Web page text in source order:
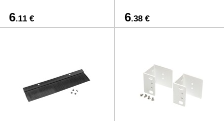
6.11 € 6.38 €